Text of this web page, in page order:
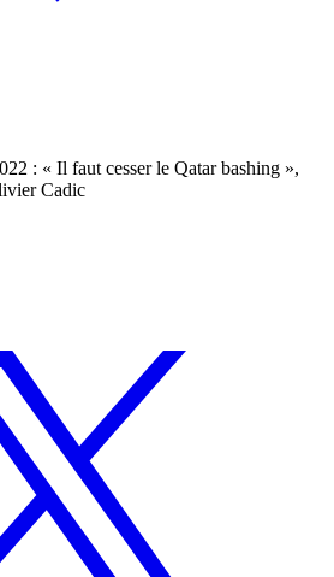
: « Il faut cesser le Qatar bashing »,
Cadic